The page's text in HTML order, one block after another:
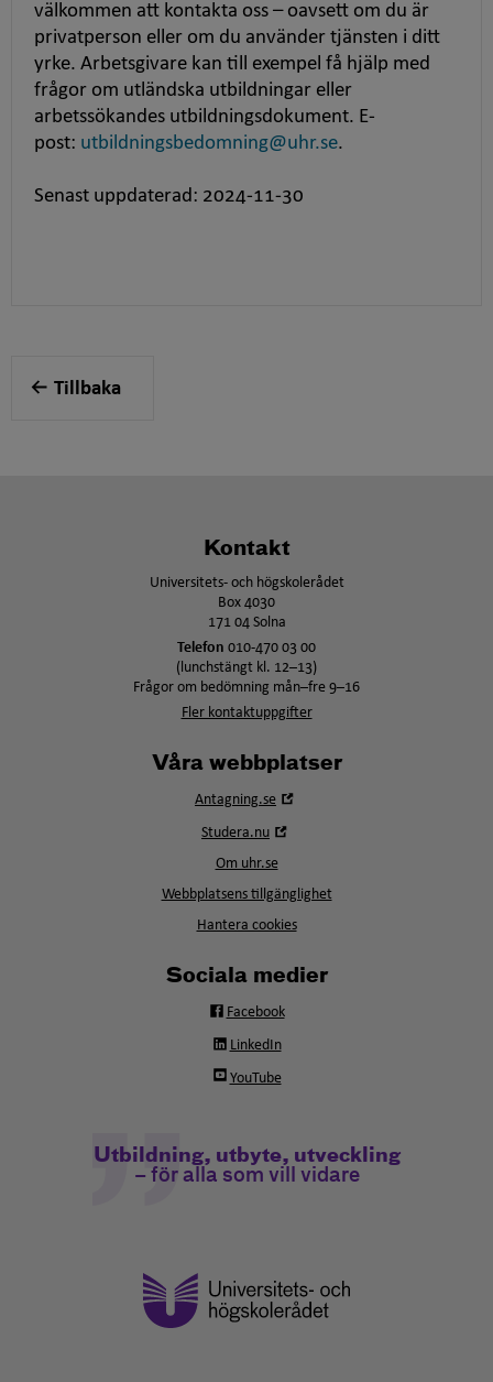
välkommen att kontakta oss – oavsett om du är
privatperson eller om du använder tjänsten i ditt
yrke. Arbetsgivare kan till exempel få hjälp med
frågor om utländska utbildningar eller
arbetssökandes utbildningsdokument. E-
post: utbildningsbedomning@uhr.se.
Senast uppdaterad: 2024-11-30
Tillbaka
Kontakt
Universitets- och högskolerådet
Box 4030
171 04 Solna
Telefon 010-470 03 00
(lunchstängt kl. 12–13)
Frågor om bedömning mån–fre 9–16
Fler kontaktuppgifter
Våra webbplatser
Antagning.se
Studera.nu
fönster
Om uhr.se
Webbplatsens tillgänglighet
Hantera cookies
Sociala medier
Facebook
LinkedIn
YouTube
Utbildning, utbyte, utveckling
– för alla som vill vidare